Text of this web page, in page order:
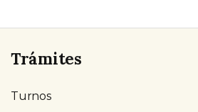
Trámites
Turnos